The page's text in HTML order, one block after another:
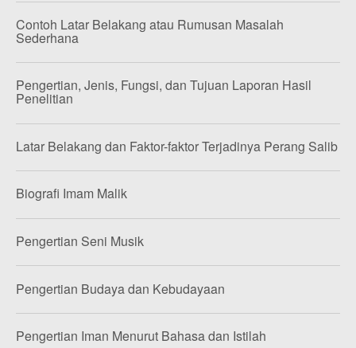
Contoh Latar Belakang atau Rumusan Masalah
Sederhana
Pengertian, Jenis, Fungsi, dan Tujuan Laporan Hasil
Penelitian
Latar Belakang dan Faktor-faktor Terjadinya Perang Salib
Biografi Imam Malik
Pengertian Seni Musik
Pengertian Budaya dan Kebudayaan
Pengertian Iman Menurut Bahasa dan Istilah